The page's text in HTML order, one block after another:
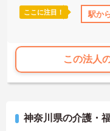
託児所・育児補助
ここに注目！ 駅か
この法人
神奈川県の介護・